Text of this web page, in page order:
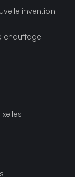
invention
chauffage